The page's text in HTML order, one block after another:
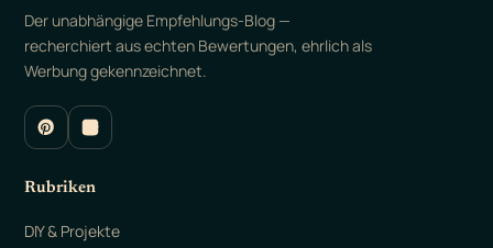
Der unabhängige Empfehlungs-Blog —
recherchiert aus echten Bewertungen, ehrlich als
Werbung gekennzeichnet.
Rubriken
DIY & Projekte